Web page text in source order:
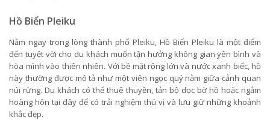
Hồ Biển Pleiku
Nằm ngay trong lòng thành phố Pleiku, Hồ Biển Pleiku là một điểm
đến tuyệt vời cho du khách muốn tận hưởng không gian yên bình và
hòa mình vào thiên nhiên. Với bề mặt rộng lớn và nước xanh biếc, hồ
này thường được mô tả như một viên ngọc quý nằm giữa cảnh quan
núi rừng. Du khách có thể thuê thuyền, tản bộ dọc bờ hồ hoặc ngắm
hoàng hôn tại đây để có trải nghiệm thú vị và lưu giữ những khoảnh
khắc đẹp.